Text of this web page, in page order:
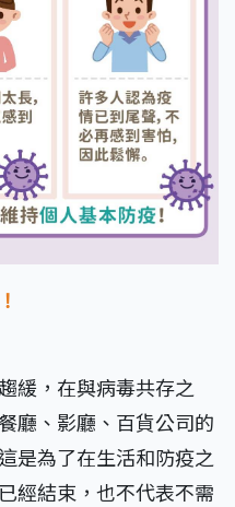
緩，在與病毒共存之
廳、影廳、百貨公司的
是為了在生活和防疫之
經結束，也不代表不需